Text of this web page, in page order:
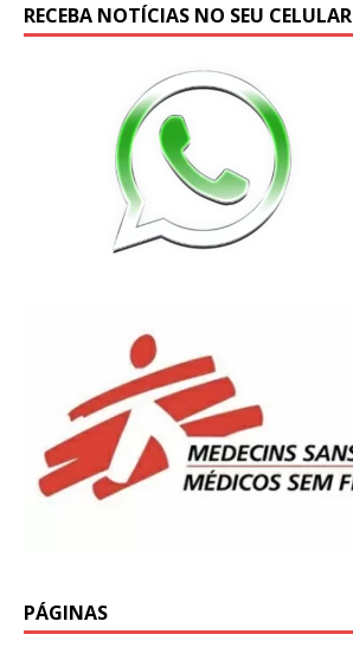
RECEBA NOTÍCIAS NO SEU CELULAR
PÁGINAS